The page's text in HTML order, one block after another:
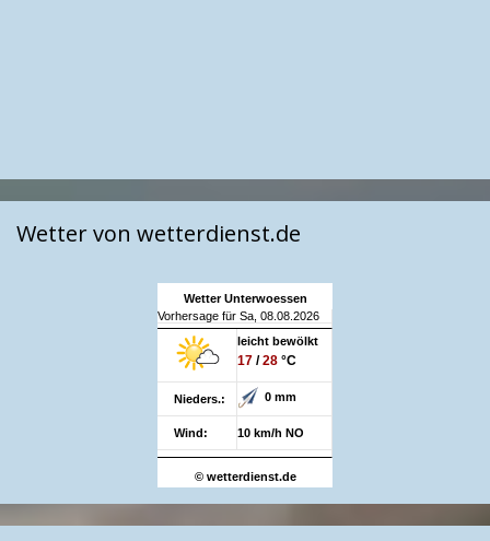
Wetter von wetterdienst.de
Wetter Unterwoessen
Vorhersage für Sa, 08.08.2026
leicht bewölkt
17 /28 °C
Nieders.: 0 mm
Wind: 10 km/h NO
© wetterdienst.de